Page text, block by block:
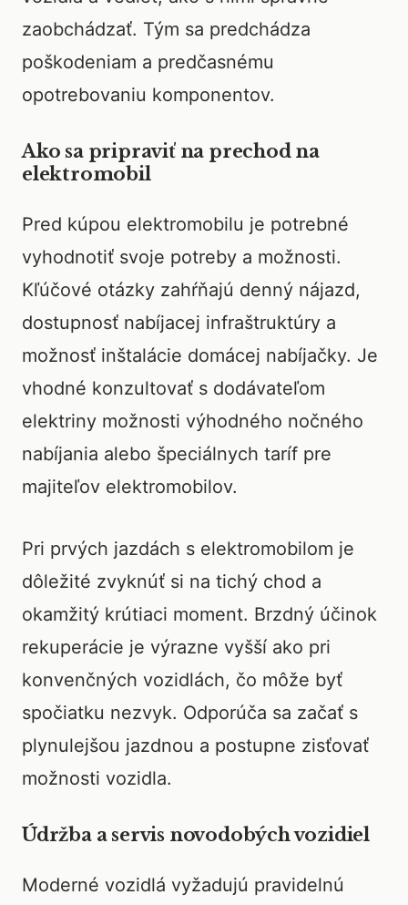
zaobchádzať. Tým sa predchádza
poškodeniam a predčasnému
opotrebovaniu komponentov.
Ako sa pripraviť na prechod na
elektromobil
Pred kúpou elektromobilu je potrebné
vyhodnotiť svoje potreby a možnosti.
Kľúčové otázky zahŕňajú denný nájazd,
dostupnosť nabíjacej infraštruktúry a
možnosť inštalácie domácej nabíjačky. Je
vhodné konzultovať s dodávateľom
elektriny možnosti výhodného nočného
nabíjania alebo špeciálnych taríf pre
majiteľov elektromobilov.
Pri prvých jazdách s elektromobilom je
dôležité zvyknúť si na tichý chod a
okamžitý krútiaci moment. Brzdný účinok
rekuperácie je výrazne vyšší ako pri
konvenčných vozidlách, čo môže byť
spočiatku nezvyk. Odporúča sa začať s
plynulejšou jazdnou a postupne zisťovať
možnosti vozidla.
Údržba a servis novodobých vozidiel
Moderné vozidlá vyžadujú pravidelnú